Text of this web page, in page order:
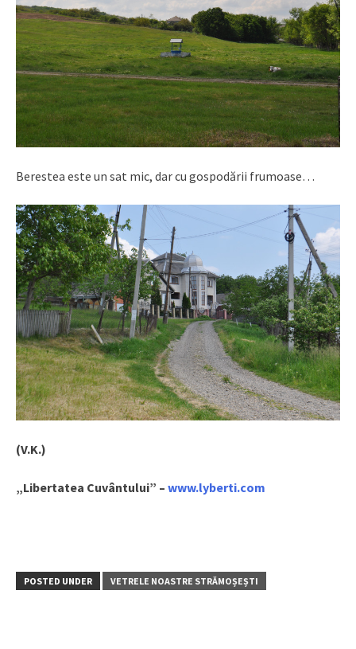
Berestea este un sat mic, dar cu gospodării frumoase…
(V.K.)
„Libertatea Cuvântului” – www.lyberti.com
POSTED UNDER VETRELE NOASTRE STRĂMOȘEȘTI